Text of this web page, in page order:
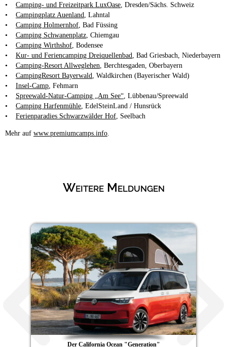
• Camping- und Freizeitpark LuxOase , Dresden/Sächs. Schweiz
• Campingplatz Auenland
, Lahntal
• Camping Holmernhof , Bad Füssing
• Camping Schwanenplatz , Chiemgau
• Camping Wirthshof , Bodensee
• Kur- und Feriencamping Dreiquellenbad
, Bad Griesbach, Niederbayern
• Camping-Resort Allweglehen , Berchtesgaden, Oberbayern
• CampingResort Bayerwald
, Waldkirchen (Bayerischer Wald)
• Insel-Camp , Fehmarn
• Spreewald-Natur-Camping „Am See“ , Lübbenau/Spreewald
• Camping Harfenmühle , EdelSteinLand / Hunsrück
• Ferienparadies Schwarzwälder Hof , Seelbach
Mehr auf www.premiumcamps.info
Weitere Meldungen
Der California Ocean "Generation"